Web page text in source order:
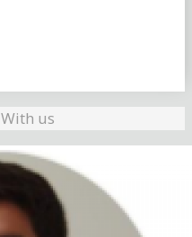
With us